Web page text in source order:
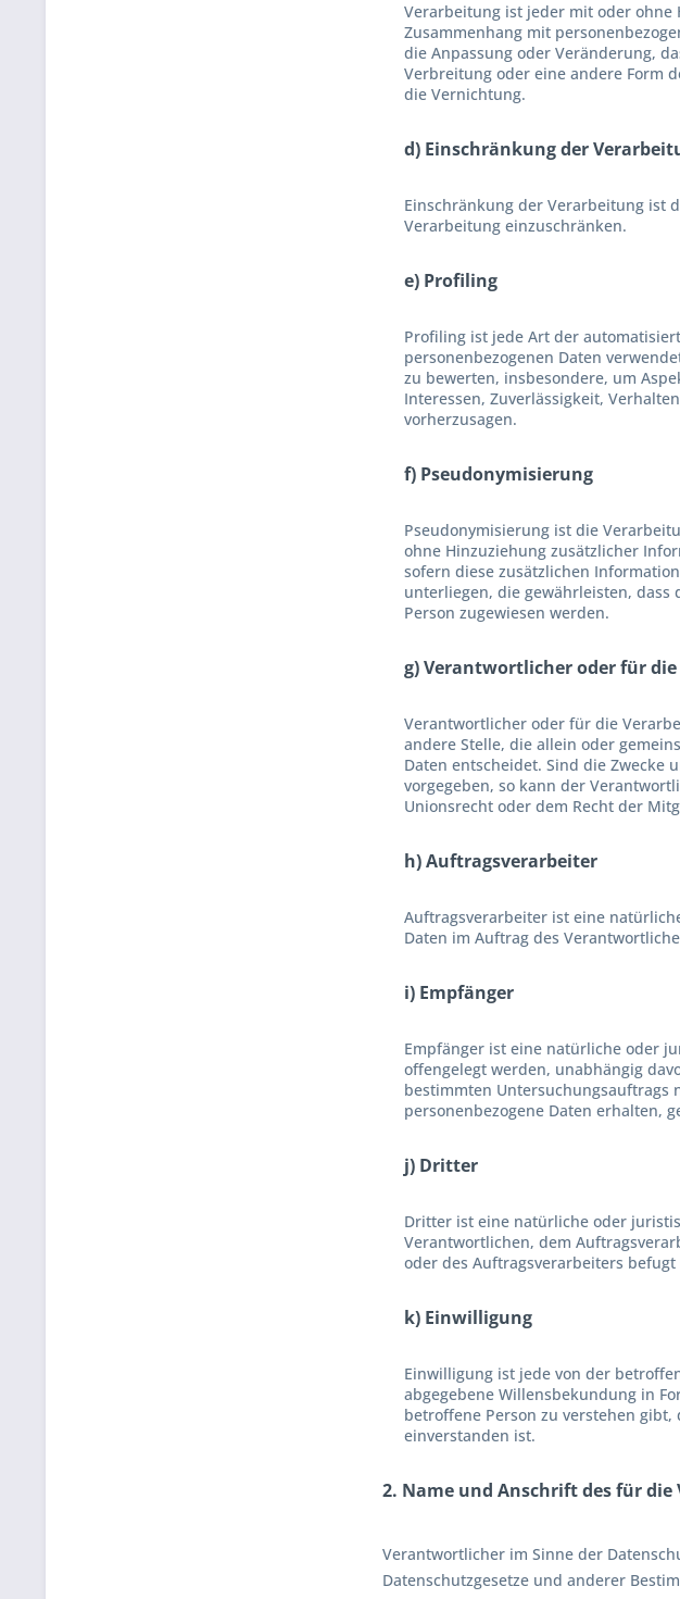
Verarbeitung ist jeder mit oder ohne
Zusammenhang mit
die Anpassung oder Veränderung,
Verbreitung oder eine andere Form
die Vernichtung.
d) Einschränkung der
Einschränkung der Verarbeitung ist
Verarbeitung einzuschränken.
e) Profiling
Profiling ist jede Art der
personenbezogenen Daten
zu bewerten, insbesondere, um
Interessen, Zuverlässigkeit,
vorherzusagen.
f) Pseudonymisierung
Pseudonymisierung ist die
ohne Hinzuziehung zusätzlicher
sofern diese zusätzlichen
unterliegen, die gewährleisten,
Person zugewiesen werden.
g) Verantwortlicher oder für
Verantwortlicher oder für die
andere Stelle, die allein oder
Daten entscheidet. Sind die Zwecke
vorgegeben, so kann der
Unionsrecht oder dem Recht der
h) Auftragsverarbeiter
Auftragsverarbeiter ist eine
Daten im Auftrag des
i) Empfänger
Empfänger ist eine natürliche oder
offengelegt werden, unabhängig
bestimmten Untersuchungsauftrags
personenbezogene Daten erhalten,
j) Dritter
Dritter ist eine natürliche oder
Verantwortlichen, dem
oder des Auftragsverarbeiters
k) Einwilligung
Einwilligung ist jede von der
abgegebene Willensbekundung in
betroffene Person zu verstehen
einverstanden ist.
2. Name und Anschrift des für
Verantwortlicher im Sinne der
Datenschutzgesetze und anderer